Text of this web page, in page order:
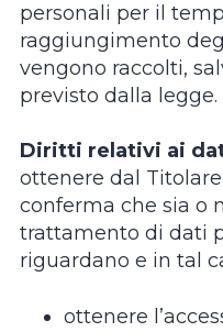
personali per il
raggiungimento
vengono raccolti,
previsto dalla legge.
Diritti relativi ai
ottenere dal
conferma che sia o
trattamento di dati
riguardano e in tal
ottenere